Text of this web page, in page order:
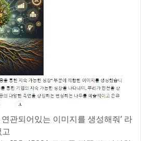
관되어있는 이미지를 생성해줘’ 라